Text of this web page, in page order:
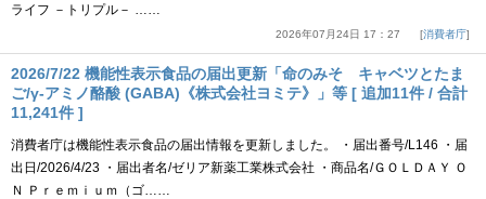
ライフ －トリプル－ ……
2026年07月24日 17：27 消費者庁
2026/7/22 機能性表示食品の届出更新「命のみそ キャベツとたま
ご/γ-アミノ酪酸 (GABA)《株式会社ヨミテ》」等 [ 追加11件 / 合計
11,241件 ]
消費者庁は機能性表示食品の届出情報を更新しました。 ・届出番号/L146 ・届
出日/2026/4/23 ・届出者名/ゼリア新薬工業株式会社 ・商品名/ＧＯＬＤＡＹ Ｏ
Ｎ Ｐｒｅｍｉｕｍ（ゴ……